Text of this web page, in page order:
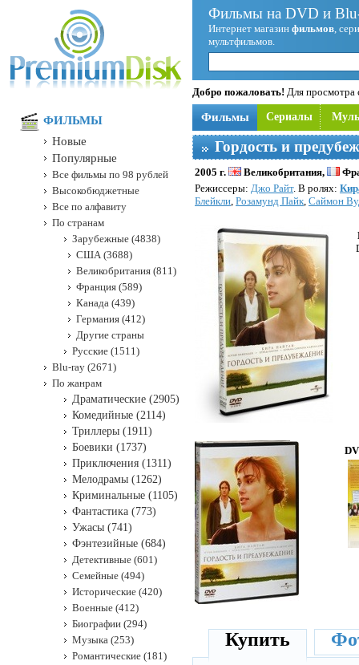
Фильмы на DVD и
Интернет магазин фильмов,
мультфильмов.
Добро пожаловать! Для просмотра
Фильмы Сериалы
Гордость и
2005 г. Великобритания,
Режисcеры: Джо Райт. В ролях:
Блейкли, Розамунд Пайк, Саймон
Купить
ФИЛЬМЫ
Новые
Популярные
Все фильмы по 98 рублей
Высокобюджетные
Все по алфавиту
По странам
Зарубежные (4838)
США (3688)
Великобритания (811)
Франция (589)
Канада (439)
Германия (412)
Другие страны
Русские (1511)
Blu-ray (2671)
По жанрам
Драматические (2905)
Комедийные (2114)
Триллеры (1911)
Боевики (1737)
Приключения (1311)
Мелодрамы (1262)
Криминальные (1105)
Фантастика (773)
Ужасы (741)
Фэнтезийные (684)
Детективные (601)
Семейные (494)
Исторические (420)
Военные (412)
Биографии (294)
Музыка (253)
Романтические (181)